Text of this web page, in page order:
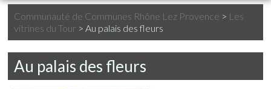
Communauté de Communes Rhône Lez Provence > Les
vitrines du Tour >Au palais des fleurs
Au palais des fleurs